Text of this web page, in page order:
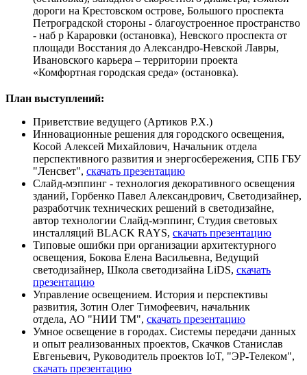
дороги на Крестовском острове, Большого проспекта
Петроградской стороны - благоустроенное пространство
- наб р Караровки (остановка), Невского проспекта от
площади Восстания до Александро-Невской Лавры,
Ивановского карьера – территории проекта
«Комфортная городская среда» (остановка).
План выступлений:
Приветствие ведущего (Артиков Р.Х.)
Инновационные решения для городского освещения,
Косой Алексей Михайлович, Начальник отдела
перспективного развития и энергосбережения, СПБ ГБУ
"Ленсвет", скачать презентацию
Слайд-мэппинг - технология декоративного освещения
зданий, Горбенко Павел Александрович, Светодизайнер,
разработчик технических решений в светодизайне,
автор технологии Слайд-мэппинг, Студия световых
инсталляций BLACK RAYS, скачать презентацию
Типовые ошибки при организации архитектурного
освещения, Бокова Елена Васильевна, Ведущий
светодизайнер, Школа светодизайна LiDS, скачать
презентацию
Управление освещением. История и перспективы
развития, Зотин Олег Тимофеевич, начальник
отдела, АО "НИИ ТМ", скачать презентацию
Умное освещение в городах. Системы передачи данных
и опыт реализованных проектов, Скачков Станислав
Евгеньевич, Руководитель проектов IoT, "ЭР-Телеком",
скачать презентацию